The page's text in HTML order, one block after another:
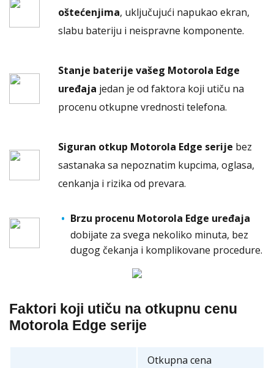
oštećenjima, uključujući napukao ekran,
slabu bateriju i neispravne komponente.
Stanje baterije vašeg Motorola Edge
uređaja jedan je od faktora koji utiču na
procenu otkupne vrednosti telefona.
Siguran otkup Motorola Edge serije bez
sastanaka sa nepoznatim kupcima, oglasa,
cenkanja i rizika od prevara.
Brzu procenu Motorola Edge uređaja
dobijate za svega nekoliko minuta, bez
dugog čekanja i komplikovane procedure.
Faktori koji utiču na otkupnu cenu
Motorola Edge serije
Otkupna cena